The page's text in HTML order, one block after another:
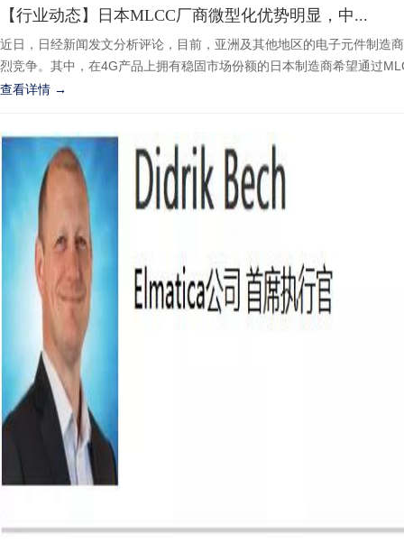
【行业动态】日本MLCC厂商微型化优势明显，中...
近日，日经新闻发文分析评论，目前，亚洲及其他地区的电子元件制造
烈竞争。其中，在4G产品上拥有稳固市场份额的日本制造商希望通过
查看详情 →